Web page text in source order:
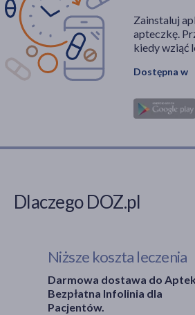
Zainstaluj
apteczkę.
kiedy wziąć
Dostępna w
Dlaczego DOZ.pl
Niższe koszta leczenia
Darmowa dostawa do
Bezpłatna Infolinia dla
Pacjentów.